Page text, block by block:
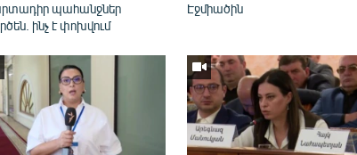
պահանջներ
ինչ է փոխվում
Էջմիածին